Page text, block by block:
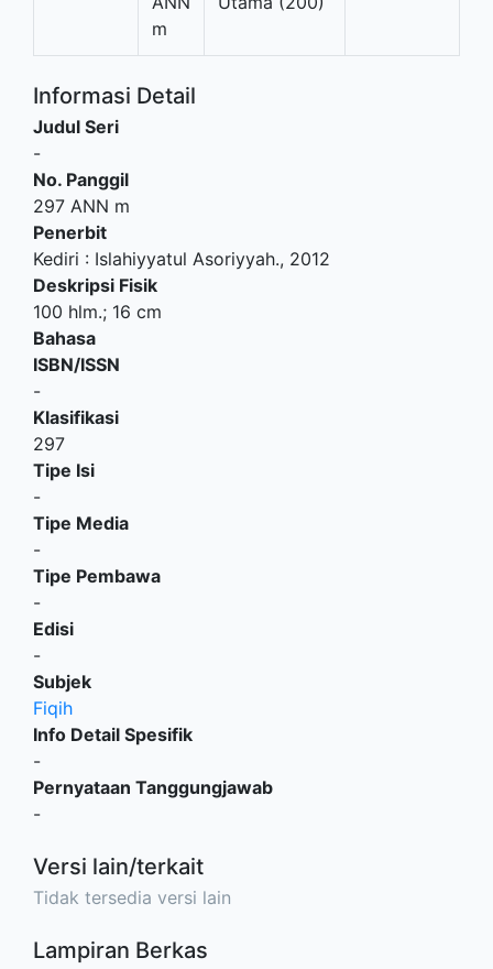
m
Informasi Detail
Judul Seri
-
No. Panggil
297 ANN m
Penerbit
Kediri : Islahiyyatul Asoriyyah., 2012
Deskripsi Fisik
100 hlm.; 16 cm
Bahasa
ISBN/ISSN
-
Klasifikasi
297
Tipe Isi
-
Tipe Media
-
Tipe Pembawa
-
Edisi
-
Subjek
Fiqih
Info Detail Spesifik
-
Pernyataan Tanggungjawab
-
Versi lain/terkait
Tidak tersedia versi lain
Lampiran Berkas